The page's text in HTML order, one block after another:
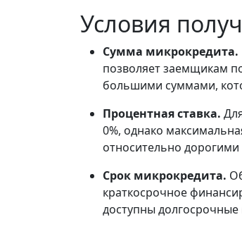
Условия
Сумма микрокредита.
позволяет заемщикам
большими суммами,
Процентная ставка.
0%, однако
относительно дорогими
Срок микрокредита.
краткосрочное
доступны долгосрочные